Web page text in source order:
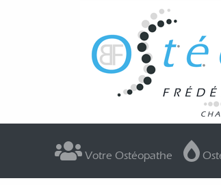
Votre Ostéopathe